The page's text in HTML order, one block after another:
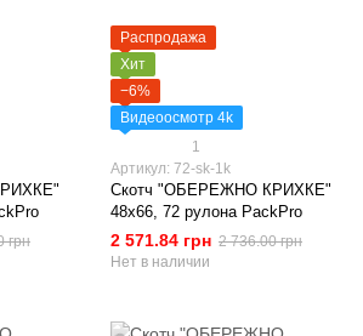
грн
Распродажа
Хит
−6%
Видеоосмотр 4k
1
Артикул: 72-sk-1k
Скотч "ОБЕРЕЖНО КРИХКЕ"
48х66, 72 рулона PackPro
2 571.84 грн 2 736.00 грн
Нет в наличии